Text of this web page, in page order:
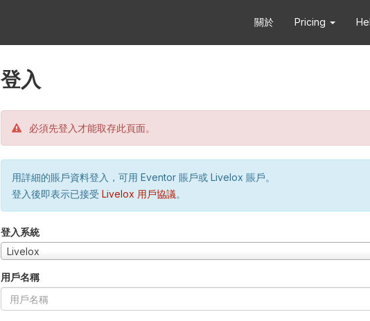
關於 Pricing
登入
必須先登入才能取存此頁面。
用詳細的賬戶資料登入，可用 Eventor 賬戶或 Livelox 賬戶。
登入後即表示已接受 Livelox 用戶協議。
登入系統
Livelox
用戶名稱